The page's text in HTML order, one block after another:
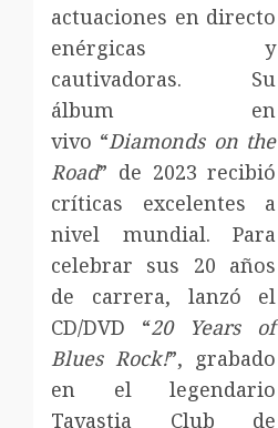
actuaciones en directo
enérgicas y
cautivadoras. Su
álbum en
vivo “Diamonds on the
Road” de 2023 recibió
críticas excelentes a
nivel mundial. Para
celebrar sus 20 años
de carrera, lanzó el
CD/DVD “20 Years of
Blues Rock!”, grabado
en el legendario
Tavastia Club de